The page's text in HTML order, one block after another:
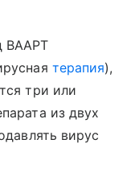
ВААРТ
терапия),
три или
из двух
вирус